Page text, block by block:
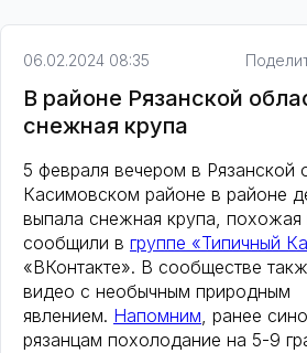
06.02.2024 08:35
В районе Рязанской
снежная крупа
5 февраля вечером в Рязанской
Касимовском районе в районе
выпала снежная крупа,
сообщили в группе «Типичный
«ВКонтакте». В сообществе
видео с необычным природным
явлением. Напомним, ранее
рязанцам похолодание на 5-9